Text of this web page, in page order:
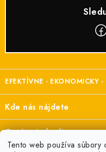
Tento web používa súbory
á
p
ä
t
i
EFEKTÍVNE - EKONOMICKY -
a elektroinštalácie
Prisma Elektro s.r.o.
Šenkvická cesta 2166/1,
Kde nás nájdete
Otváracie hodiny